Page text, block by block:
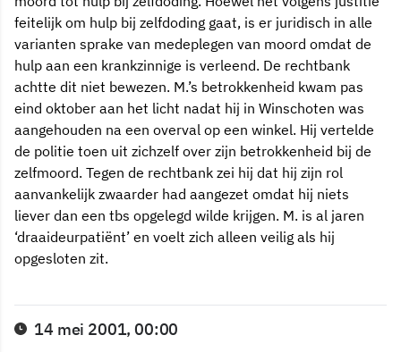
feitelijk om hulp bij zelfdoding gaat, is er juridisch in alle
varianten sprake van medeplegen van moord omdat de
hulp aan een krankzinnige is verleend. De rechtbank
achtte dit niet bewezen. M.’s betrokkenheid kwam pas
eind oktober aan het licht nadat hij in Winschoten was
aangehouden na een overval op een winkel. Hij vertelde
de politie toen uit zichzelf over zijn betrokkenheid bij de
zelfmoord. Tegen de rechtbank zei hij dat hij zijn rol
aanvankelijk zwaarder had aangezet omdat hij niets
liever dan een tbs opgelegd wilde krijgen. M. is al jaren
‘draaideurpatiënt’ en voelt zich alleen veilig als hij
opgesloten zit.
14 mei 2001, 00:00